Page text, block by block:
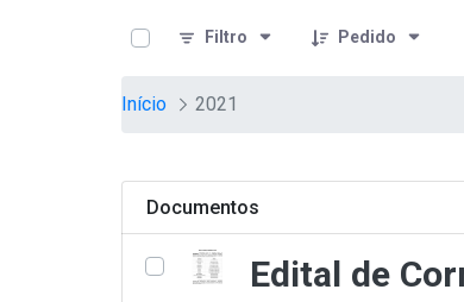
teste descricaoFiltro
Pedido
Início 2021
Documentos
Edital de